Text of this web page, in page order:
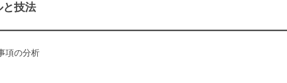
と技法
項の分析